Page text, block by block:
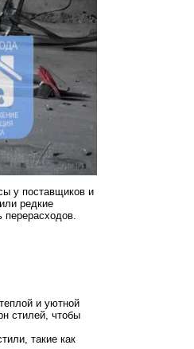
у поставщиков и
редкие
перерасходов.
и уютной
стилей, чтобы
такие как